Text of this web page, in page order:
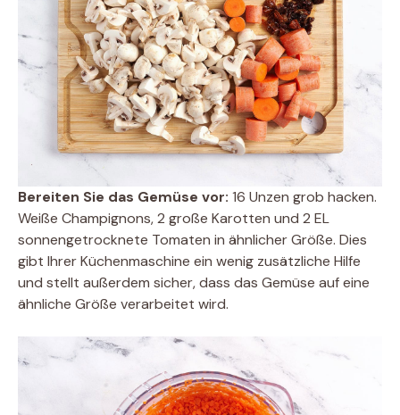
Bereiten Sie das Gemüse vor: 16 Unzen grob hacken.
Weiße Champignons, 2 große Karotten und 2 EL
sonnengetrocknete Tomaten in ähnlicher Größe. Dies
gibt Ihrer Küchenmaschine ein wenig zusätzliche Hilfe
und stellt außerdem sicher, dass das Gemüse auf eine
ähnliche Größe verarbeitet wird.